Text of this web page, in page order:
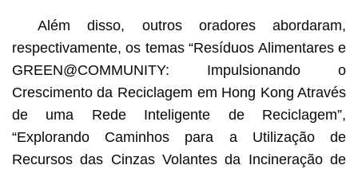
Além disso, outros oradores abordaram,
respectivamente, os temas “Resíduos Alimentares e
GREEN@COMMUNITY: Impulsionando o
Crescimento da Reciclagem em Hong Kong Através
de uma Rede Inteligente de Reciclagem”,
“Explorando Caminhos para a Utilização de
Recursos das Cinzas Volantes da Incineração de